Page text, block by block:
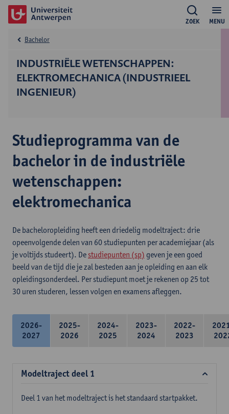
MENU
ZOEK
INDUSTRIËLE WETENSCHAPPEN:
ELEKTROMECHANICA (INDUSTRIEEL
INGENIEUR)
Bachelor
Studieprogramma van de
bachelor in de industriële
wetenschappen:
elektromechanica
De bacheloropleiding heeft een driedelig modeltraject: drie
opeenvolgende delen van 60 studiepunten per academiejaar (als
je voltijds studeert). De studiepunten (sp) geven je een goed
beeld van de tijd die je zal besteden aan je opleiding en aan elk
opleidingsonderdeel. Per studiepunt moet je rekenen op 25 tot
30 uren studeren, lessen volgen en examens afleggen.
2026-
2027
2025-
2026
2024-
2025
2023-
2024
2022-
2023
Modeltraject deel 1
Deel 1 van het modeltraject is het standaard startpakket.